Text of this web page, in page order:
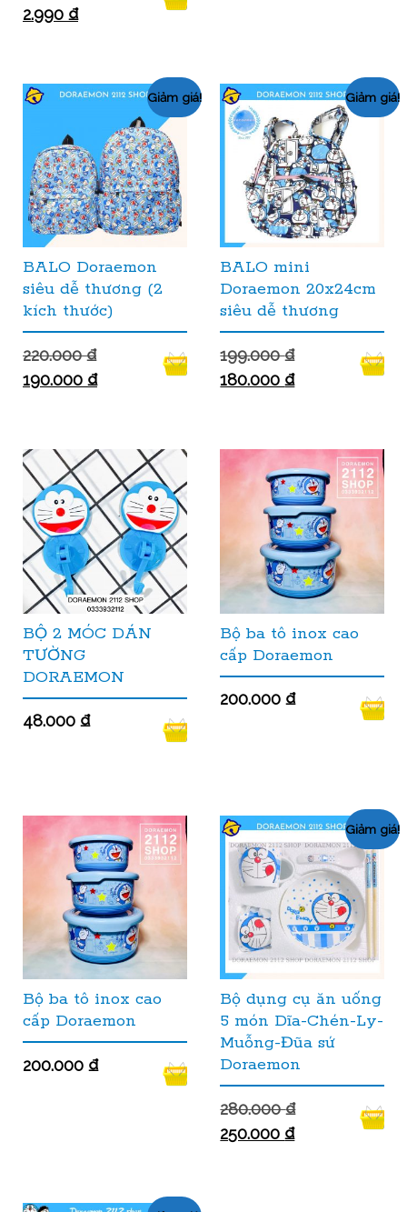
2.990 ₫
Giảm giá!
BALO Doraemon
siêu dễ thương (2
kích thước)
220.000₫
190.000 ₫
Giảm giá!
BALO mini
Doraemon 20x24cm
siêu dễ thương
199.000₫
180.000₫
BỘ 2 MÓC DÁN
TƯỜNG
DORAEMON
48.000 ₫
Bộ ba tô inox cao
cấp Doraemon
200.000₫
Bộ ba tô inox cao
cấp Doraemon
200.000 ₫
Giảm giá!
Bộ dụng cụ ăn uống
5 món Dĩa-Chén-Ly-
Muỗng-Đũa sứ
Doraemon
280.000₫
250.000₫